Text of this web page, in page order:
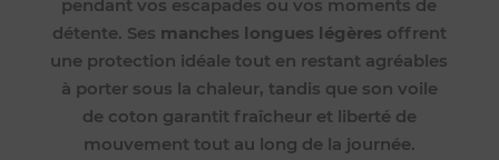
pendant vos escapades ou vos moments de
détente. Ses manches longues légères offrent
une protection idéale tout en restant agréables
à porter sous la chaleur, tandis que son voile
de coton garantit fraîcheur et liberté de
mouvement tout au long de la journée.